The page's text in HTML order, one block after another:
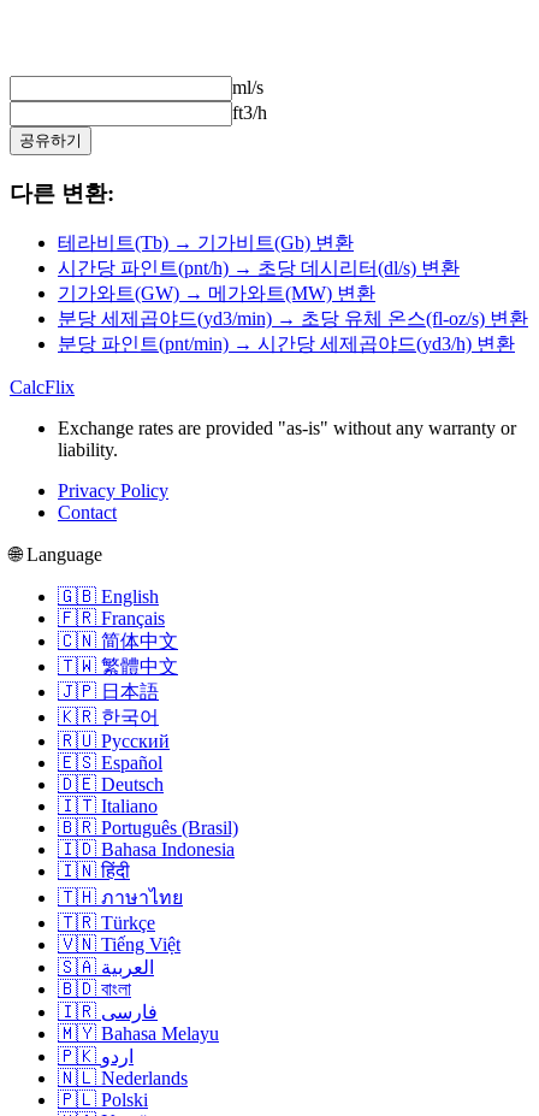
ml/s
ft3/h
공유하기
다른 변환:
테라비트(Tb) → 기가비트(Gb) 변환
시간당 파인트(pnt/h) → 초당 데시리터(dl/s) 변환
기가와트(GW) → 메가와트(MW) 변환
분당 세제곱야드(yd3/min) → 초당 유체 온스(fl-oz/s) 변환
분당 파인트(pnt/min) → 시간당 세제곱야드(yd3/h) 변환
CalcFlix
Exchange rates are provided "as-is" without any warranty or
liability.
Privacy Policy
Contact
🌐 Language
🇬🇧 English
🇫🇷 Français
🇨🇳 简体中文
🇹🇼 繁體中文
🇯🇵 日本語
🇰🇷 한국어
🇷🇺 Русский
🇪🇸 Español
🇩🇪 Deutsch
🇮🇹 Italiano
🇧🇷 Português (Brasil)
🇮🇩 Bahasa Indonesia
🇮🇳 हिंदी
🇹🇭 ภาษาไทย
🇹🇷 Türkçe
🇻🇳 Tiếng Việt
🇸🇦 العربية
🇧🇩 বাংলা
🇮🇷 فارسی
🇲🇾 Bahasa Melayu
🇵🇰 اردو
🇳🇱 Nederlands
🇵🇱 Polski